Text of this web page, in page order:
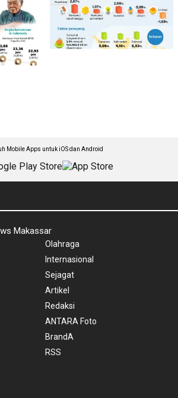
Mobile Apps untuk iOS dan Android
Makassar
Olahraga
Internasional
Sejagat
Artikel
Redaksi
ANTARA Foto
BrandA
RSS